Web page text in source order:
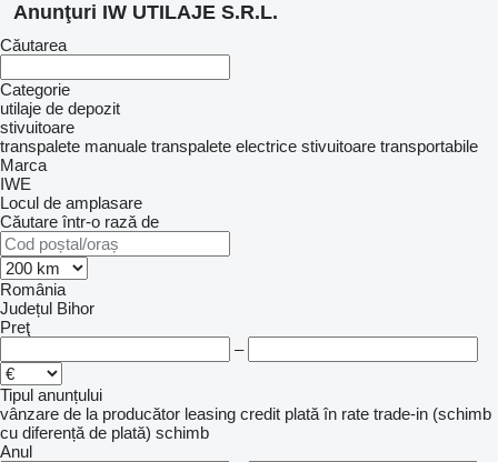
Anunţuri IW UTILAJE S.R.L.
Căutarea
Categorie
utilaje de depozit
stivuitoare
transpalete manuale transpalete electrice stivuitoare transportabile
Marca
IWE
Locul de amplasare
Căutare într-o rază de
România
Județul Bihor
Preţ
–
Tipul anunțului
vânzare de la producător leasing credit plată în rate trade-in (schimb
cu diferență de plată) schimb
Anul